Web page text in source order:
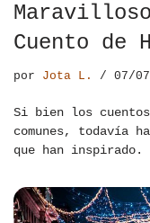
Cuento de
por Jota L. 07/
Si bien los cuentos
comunes, todavía
que han inspirado.